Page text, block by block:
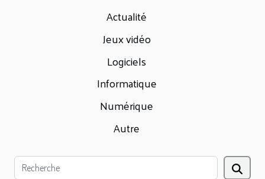
Actualité
Jeux vidéo
Logiciels
Informatique
Numérique
Autre